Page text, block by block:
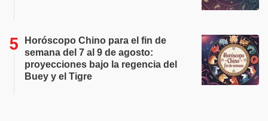
Horóscopo Chino para el fin de
semana del 7 al 9 de agosto:
proyecciones bajo la regencia del
Buey y el Tigre